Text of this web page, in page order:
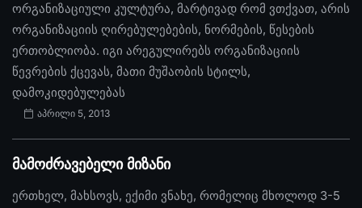
ორგანიზაციული კულტურა, მარტივად რომ ვთქვათ, არის
ორგანიზაციის ღირებულებების, ნორმების, წესების
ერთობლიობა. იგი არეგულირებს ორგანიზაციის
წევრების ქცევას, მათი მუშაობის სტილს,
დამოკიდებულებას
აპრილი 5, 2013
მამოძრავებელი მიზანი
ერთხელ, მახსოვს, ექიმი ვნახე, რომელიც მხოლოდ 3-5